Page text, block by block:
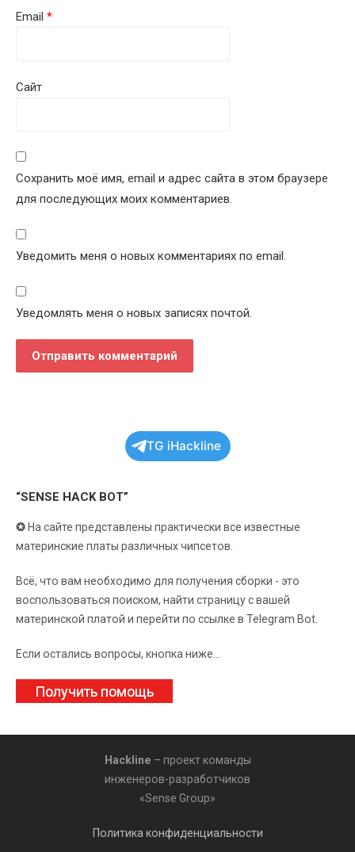
Email *
Сайт
Сохранить моё имя, email и адрес сайта в этом браузере
для последующих моих комментариев.
Уведомить меня о новых комментариях по email.
Уведомлять меня о новых записях почтой.
TG iHackline
“SENSE HACK BOT”
✪ На сайте представлены практически все известные
материнские платы различных чипсетов.
Всё, что вам необходимо для получения сборки - это
воспользоваться поиском, найти страницу с вашей
материнской платой и перейти по ссылке в Telegram Bot.
Если остались вопросы, кнопка ниже...
Получить помощь
Hackline – проект команды
инженеров-разработчиков
«Sense Group»
Политика конфиденциальности